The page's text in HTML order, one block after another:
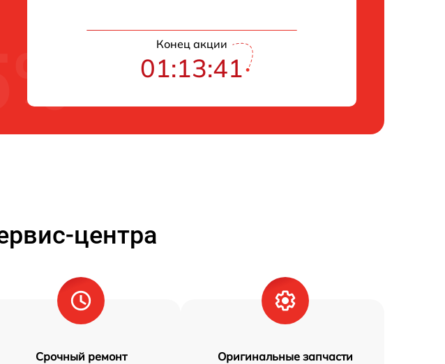
Конец акции
01:13:40
центра
Срочный ремонт Оригинальные запчасти